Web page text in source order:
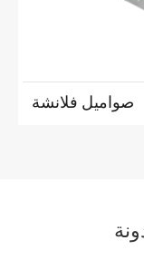
صواميل فلانشة